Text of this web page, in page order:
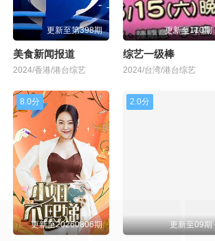
更新至第398期
美食新闻报道
2024/香港/港台综艺
更新至110期
综艺一级棒
2024/台湾/港台综艺
8.0分
更新至20260806期
2.0分
更新至09期